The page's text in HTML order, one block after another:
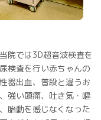
院では3D超音波検査を
検査を行い赤ちゃんの
器出血、普段と違うお
強い頭痛、吐き気・嘔
胎動を感じなくなった